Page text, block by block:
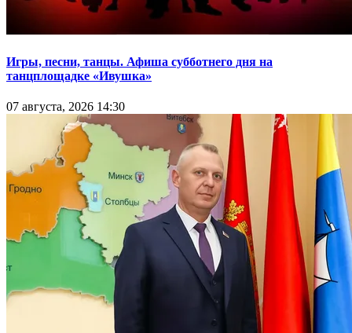
Игры, песни, танцы. Афиша субботнего дня на
танцплощадке «Ивушка»
07 августа, 2026 14:30